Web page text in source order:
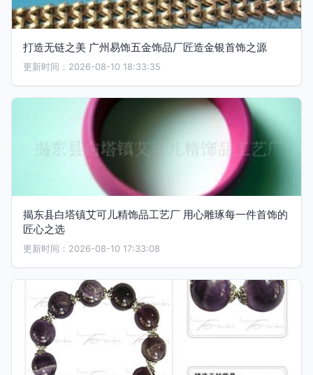
打造无链之美 广州易饰五金饰品厂匠造金银首饰之源
更新时间：2026-08-10 18:33:35
揭东县白塔镇艾可儿精饰品工艺厂 用心雕琢每一件首饰的
匠心之选
更新时间：2026-08-10 17:33:08